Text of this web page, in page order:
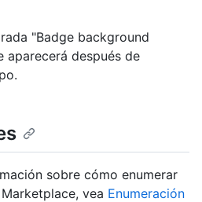
"Badge background
aparecerá después de
sobre cómo enumerar
vea Enumeración